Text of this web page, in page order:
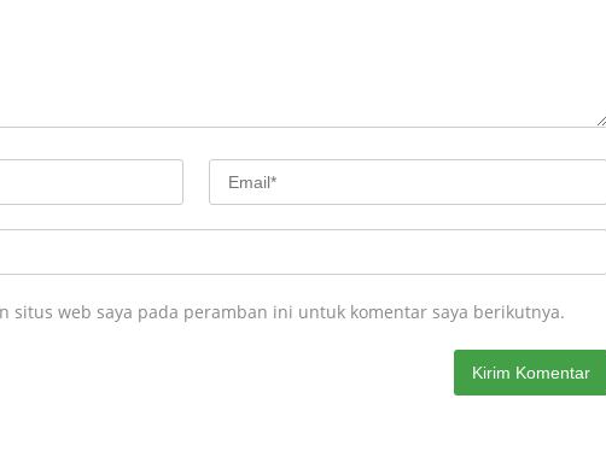
situs web saya pada peramban ini untuk komentar saya berikutnya.